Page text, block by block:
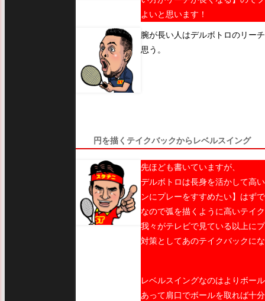
よいと思います！
腕が長い人はデルボトロのリー
思う。
円を描くテイクバックからレベルスイング
先ほども書いていますが、
デルボトロは長身を活かして高
ンにプレーをすすめたい】はず
なので弧を描くように高いテイ
我々がテレビで見ている以上に
対策としてあのテイクバックに
レベルスイングなのはよりボー
あって肩口でボールを取れば十